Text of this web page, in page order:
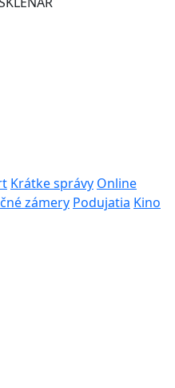
Krátke správy Online
zámery Podujatia Kino